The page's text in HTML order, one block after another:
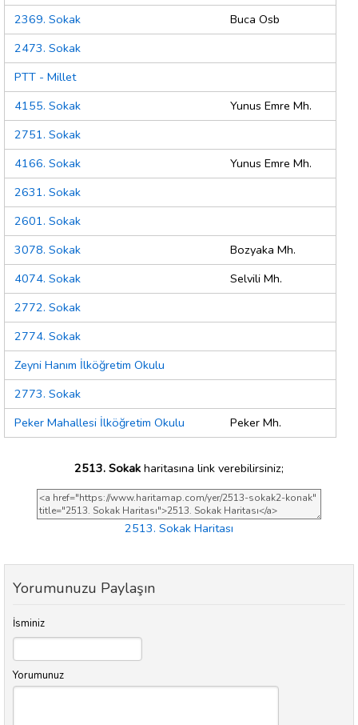
2369. Sokak
Buca Osb
2473. Sokak
PTT - Millet
4155. Sokak
Yunus Emre Mh.
2751. Sokak
4166. Sokak
Yunus Emre Mh.
2631. Sokak
2601. Sokak
3078. Sokak
Bozyaka Mh.
4074. Sokak
Selvili Mh.
2772. Sokak
2774. Sokak
Zeyni Hanım İlköğretim Okulu
2773. Sokak
Peker Mahallesi İlköğretim Okulu
Peker Mh.
2513. Sokak haritasına link verebilirsiniz;
2513. Sokak Haritası
Yorumunuzu Paylaşın
İsminiz
Yorumunuz